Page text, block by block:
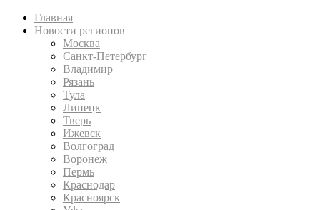
Главная
Новости регионов
Москва
Санкт-Петербург
Владимир
Рязань
Тула
Липецк
Тверь
Ижевск
Волгоград
Воронеж
Пермь
Краснодар
Красноярск